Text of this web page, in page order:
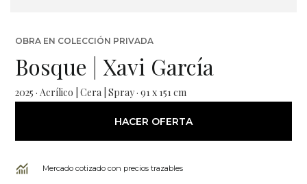
OBRA EN COLECCIÓN PRIVADA
Bosque | Xavi García
2025 · Acrílico | Cera | Spray · 91 x 151 cm
HACER OFERTA
Mercado cotizado con precios trazables